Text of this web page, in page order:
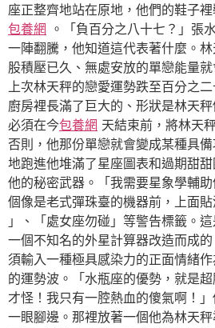
座正整齊地站在原地，他們的鞋子
包養網 。「負百分之八十七？」張
一陣翻騰，他知道這代表著什麼。
股積壓已久、無處安放的單戀能量
上次林天秤的戀愛運勢跌至百分之
廚房裡長滿了巨大的、形狀是林天
必須在今包養網 天結束前，將林天
否則，他那份單戀就會變成某種具
地跑進他堆滿了星座圖表和過期甜
他的秘密武器。「我需要星象學輔
個像是老式彈珠臺的機器前，上面
」、「處女座勿碰」等警告標籤。
一個不知名的外星計算器改造而成
須輸入一種極具感染力的正面情緒
的運勢波。「水瓶座的優勢，就是
才怪！我只有一腔熱血的傻氣啊！
一眼腳邊。那裡放著一個他為林天